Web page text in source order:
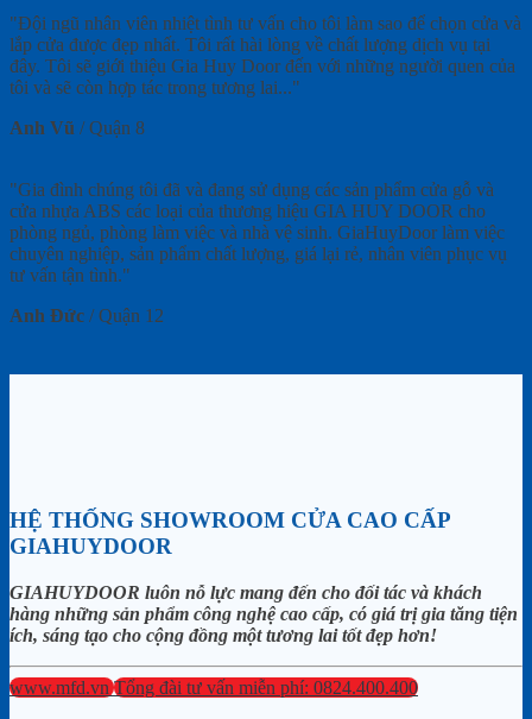
"Đội ngũ nhân viên nhiệt tình tư vấn cho tôi làm sao để chọn cửa và
lắp cửa được đẹp nhất. Tôi rất hài lòng về chất lượng dịch vụ tại
đây. Tôi sẽ giới thiệu Gia Huy Door đến với những người quen của
tôi và sẽ còn hợp tác trong tương lai..."
Anh Vũ /Quận 8
"Gia đình chúng tôi đã và đang sử dụng các sản phẩm cửa gỗ và
cửa nhựa ABS các loại của thương hiệu GIA HUY DOOR cho
phòng ngủ, phòng làm việc và nhà vệ sinh. GiaHuyDoor làm việc
chuyên nghiệp, sản phẩm chất lượng, giá lại rẻ, nhân viên phục vụ
tư vấn tận tình."
Anh Đức /Quận 12
HỆ THỐNG SHOWROOM CỬA CAO CẤP
GIAHUYDOOR
GIAHUYDOOR luôn nỗ lực mang đến cho đối tác và khách
hàng những sản phẩm công nghệ cao cấp, có giá trị gia tăng tiện
ích, sáng tạo cho cộng đồng một tương lai tốt đẹp hơn!
www.mfd.vn Tổng đài tư vấn miễn phí: 0824.400.400